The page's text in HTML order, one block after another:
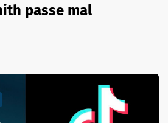
passe mal